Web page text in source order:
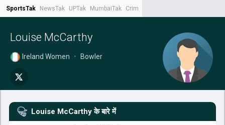
SportsTak NewsTak UPTak MumbaiTak CrimeTak
Louise McCarthy
Ireland Women • Bowler
Louise McCarthy के बारे में